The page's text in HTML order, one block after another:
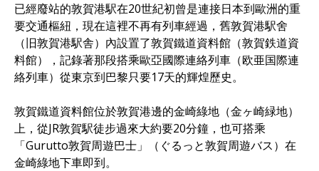
已經廢站的敦賀港駅在20世紀初曾是連接日本到歐洲的重
要交通樞紐，現在這裡不再有列車經過，舊敦賀港駅舍
（旧敦賀港駅舎）內設置了敦賀鐵道資料館（敦賀鉄道資
料館），記錄著那段搭乘歐亞國際連絡列車（欧亜国際連
絡列車）從東京到巴黎只要17天的輝煌歷史。
敦賀鐵道資料館位於敦賀港邊的金崎綠地（金ヶ崎緑地）
上，從JR敦賀駅徒步過來大約要20分鐘，也可搭乘
「Gurutto敦賀周遊巴士」（ぐるっと敦賀周遊バス）在
金崎綠地下車即到。